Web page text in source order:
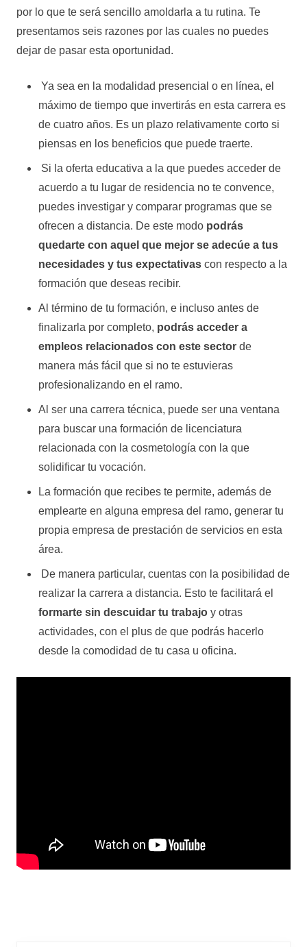
por lo que te será sencillo amoldarla a tu rutina. Te
presentamos seis razones por las cuales no puedes
dejar de pasar esta oportunidad.
Ya sea en la modalidad presencial o en línea, el
máximo de tiempo que invertirás en esta carrera es
de cuatro años. Es un plazo relativamente corto si
piensas en los beneficios que puede traerte.
Si la oferta educativa a la que puedes acceder de
acuerdo a tu lugar de residencia no te convence,
puedes investigar y comparar programas que se
ofrecen a distancia. De este modo podrás
quedarte con aquel que mejor se adecúe a tus
necesidades y tus expectativas con respecto a la
formación que deseas recibir.
Al término de tu formación, e incluso antes de
finalizarla por completo, podrás acceder a
empleos relacionados con este sector de
manera más fácil que si no te estuvieras
profesionalizando en el ramo.
Al ser una carrera técnica, puede ser una ventana
para buscar una formación de licenciatura
relacionada con la cosmetología con la que
solidificar tu vocación.
La formación que recibes te permite, además de
emplearte en alguna empresa del ramo, generar tu
propia empresa de prestación de servicios en esta
área.
De manera particular, cuentas con la posibilidad de
realizar la carrera a distancia. Esto te facilitará el
formarte sin descuidar tu trabajo y otras
actividades, con el plus de que podrás hacerlo
desde la comodidad de tu casa u oficina.